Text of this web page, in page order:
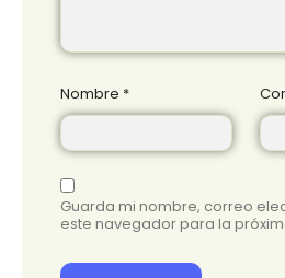
Nombre *
Guarda mi nombre, correo
este navegador para la